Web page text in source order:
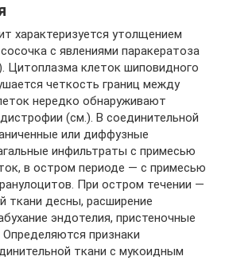
характеризуется утолщением
с явлениями паракератоза
Цитоплазма клеток шиповидного
четкость границ между
нередко обнаруживают
(см.). В соединительной
или диффузные
инфильтраты с примесью
в остром периоде — с примесью
При остром течении —
ткани десны, расширение
эндотелия, пристеночные
признаки
ткани с мукоидным